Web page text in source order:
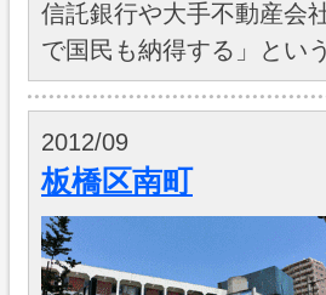
信託銀行や大手不動産会
で国民も納得する」とい
2012/09
板橋区南町